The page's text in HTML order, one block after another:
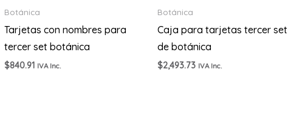
Botánica
Tarjetas con nombres para
tercer set botánica
$840.91 IVA Inc.
Botánica
Caja para tarjetas tercer set
de botánica
$2,493.73 IVA Inc.